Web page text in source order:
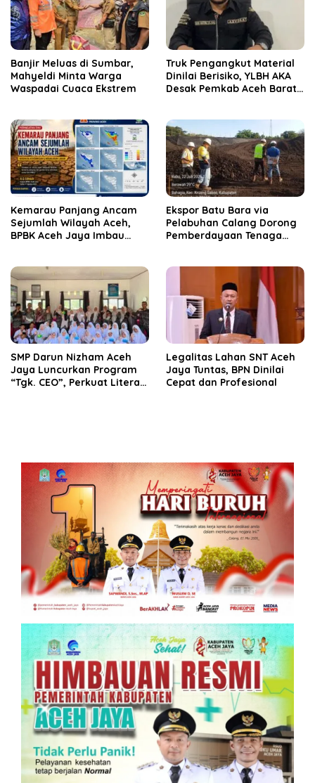
Banjir Meluas di Sumbar,
Mahyeldi Minta Warga
Waspadai Cuaca Ekstrem
Truk Pengangkut Material
Dinilai Berisiko, YLBH AKA
Desak Pemkab Aceh Barat
Kemarau Panjang Ancam
Sejumlah Wilayah Aceh,
BPBK Aceh Jaya Imbau
‎Ekspor Batu Bara via
Pelabuhan Calang Dorong
Pemberdayaan Tenaga
SMP Darun Nizham Aceh
Jaya Luncurkan Program
“Tgk. CEO”, Perkuat Literasi
Legalitas Lahan SNT Aceh
Jaya Tuntas, BPN Dinilai
Cepat dan Profesional